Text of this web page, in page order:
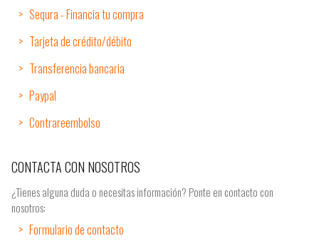
Sequra - Financia tu compra
Tarjeta de crédito/débito
Transferencia bancaria
Paypal
Contrareembolso
CONTACTA CON NOSOTROS
¿Tienes alguna duda o necesitas información? Ponte en contacto con
nosotros:
Formulario de contacto